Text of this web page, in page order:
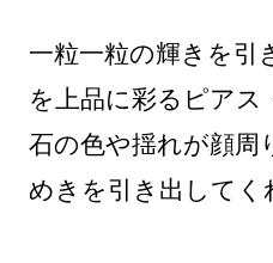
一粒一粒の輝きを引
を上品に彩るピア
石の色や揺れが顔周
めきを引き出してく